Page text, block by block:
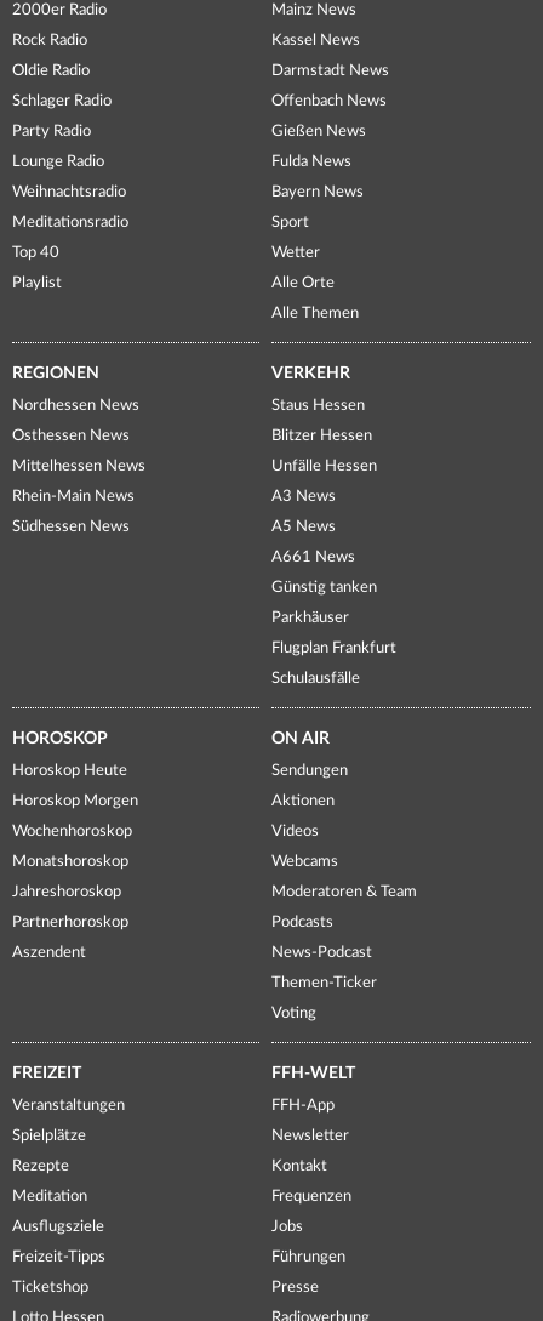
2000er Radio
Rock Radio
Oldie Radio
Schlager Radio
Party Radio
Lounge Radio
Weihnachtsradio
Meditationsradio
Top 40
Playlist
Mainz News
Kassel News
Darmstadt News
Offenbach News
Gießen News
Fulda News
Bayern News
Sport
Wetter
Alle Orte
Alle Themen
REGIONEN
Nordhessen News
Osthessen News
Mittelhessen News
Rhein-Main News
Südhessen News
VERKEHR
Staus Hessen
Blitzer Hessen
Unfälle Hessen
A3 News
A5 News
A661 News
Günstig tanken
Parkhäuser
Flugplan Frankfurt
Schulausfälle
HOROSKOP
Horoskop Heute
Horoskop Morgen
Wochenhoroskop
Monatshoroskop
Jahreshoroskop
Partnerhoroskop
Aszendent
ON AIR
Sendungen
Aktionen
Videos
Webcams
Moderatoren & Team
Podcasts
News-Podcast
Themen-Ticker
Voting
FREIZEIT
Veranstaltungen
Spielplätze
Rezepte
Meditation
Ausflugsziele
Freizeit-Tipps
Ticketshop
Lotto Hessen
FFH-WELT
FFH-App
Newsletter
Kontakt
Frequenzen
Jobs
Führungen
Presse
Radiowerbung